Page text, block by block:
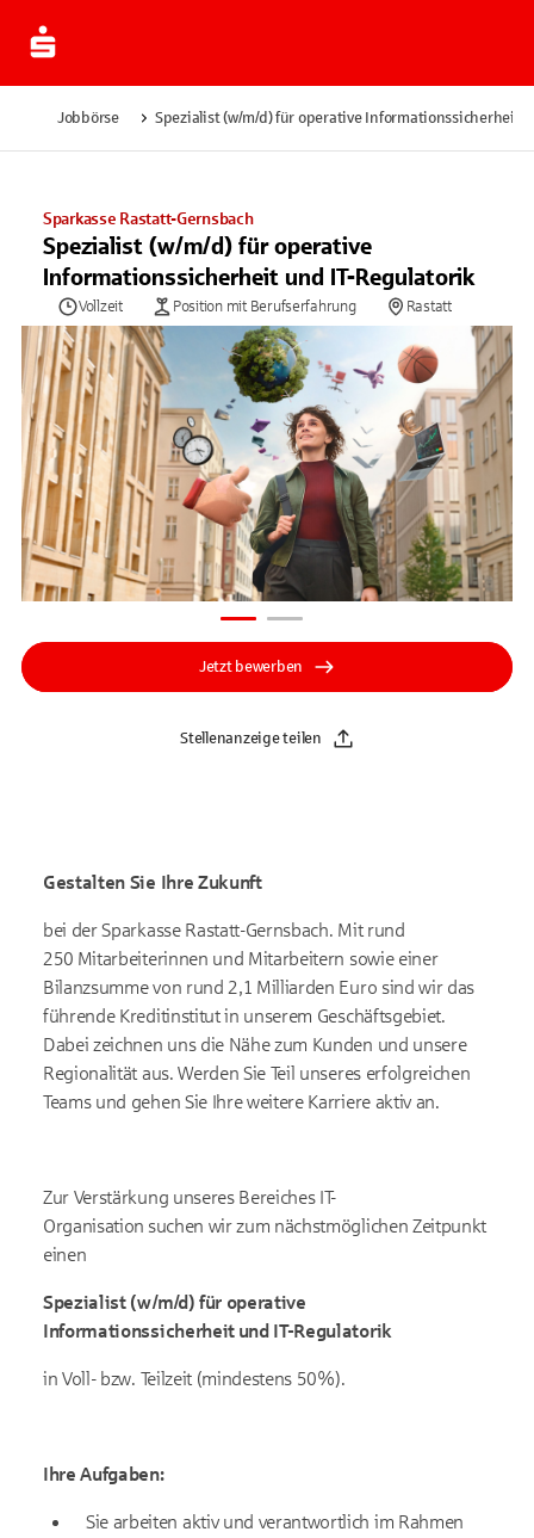
Jobbörse Spezialist (w/m/d) für operative Informationssicherheit
Sparkasse Rastatt-Gernsbach
Spezialist (w/m/d) für operative
Informationssicherheit und IT-Regulatorik
Vollzeit Position mit Berufserfahrung Rastatt
Jetzt bewerben
Stellenanzeige teilen
Gestalten Sie Ihre Zukunft
bei der Sparkasse Rastatt-Gernsbach. Mit rund
250 Mitarbeiterinnen und Mitarbeitern sowie einer
Bilanzsumme von rund 2,1 Milliarden Euro sind wir das
führende Kreditinstitut in unserem Geschäftsgebiet.
Dabei zeichnen uns die Nähe zum Kunden und unsere
Regionalität aus. Werden Sie Teil unseres erfolgreichen
Teams und gehen Sie Ihre weitere Karriere aktiv an.
Zur Verstärkung unseres Bereiches IT-
Organisation suchen wir zum nächstmöglichen Zeitpunkt
einen
Spezialist (w/m/d) für operative
Informationssicherheit und IT-Regulatorik
in Voll- bzw. Teilzeit (mindestens 50%).
Ihre Aufgaben:
Sie arbeiten aktiv und verantwortlich im Rahmen